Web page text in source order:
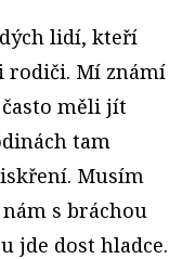
lidí, kteří
rodiči. Mí známí
měli jít
tam
Musím
s bráchou
jde dost hladce.